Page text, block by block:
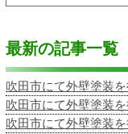
最新の記事一覧
吹田市にて外壁塗装
吹田市にて外壁塗装
吹田市にて外壁塗装